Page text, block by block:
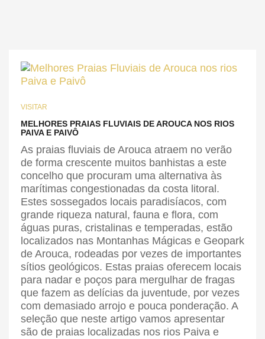
VISITAR
MELHORES PRAIAS FLUVIAIS DE AROUCA NOS RIOS
PAIVA E PAIVÔ
As praias fluviais de Arouca atraem no verão
de forma crescente muitos banhistas a este
concelho que procuram uma alternativa às
marítimas congestionadas da costa litoral.
Estes sossegados locais paradisíacos, com
grande riqueza natural, fauna e flora, com
águas puras, cristalinas e temperadas, estão
localizados nas Montanhas Mágicas e Geopark
de Arouca, rodeadas por vezes de importantes
sítios geológicos. Estas praias oferecem locais
para nadar e poços para mergulhar de fragas
que fazem as delícias da juventude, por vezes
com demasiado arrojo e pouca ponderação. A
seleção que neste artigo vamos apresentar
são de praias localizadas nos rios Paiva e